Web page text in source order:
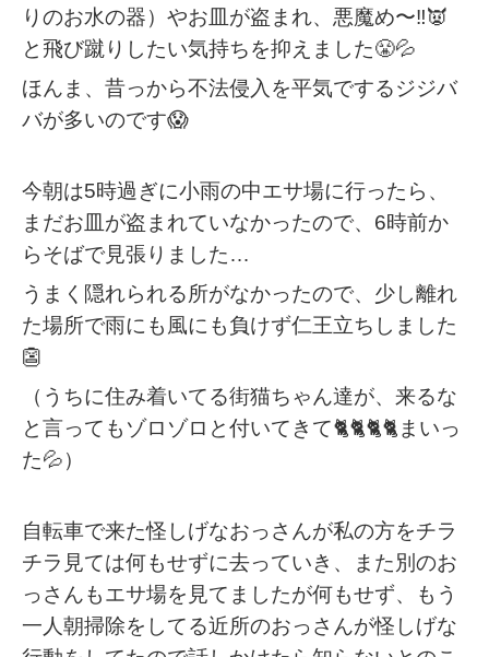
りのお水の器）やお皿が盗まれ、悪魔め〜‼️👿
と飛び蹴りしたい気持ちを抑えました😤💦
ほんま、昔っから不法侵入を平気でするジジバ
バが多いのです😱
今朝は5時過ぎに小雨の中エサ場に行ったら、
まだお皿が盗まれていなかったので、6時前か
らそばで見張りました…
うまく隠れられる所がなかったので、少し離れ
た場所で雨にも風にも負けず仁王立ちしました
👺
（うちに住み着いてる街猫ちゃん達が、来るな
と言ってもゾロゾロと付いてきて🐈🐈🐈🐈まいっ
た💦）
自転車で来た怪しげなおっさんが私の方をチラ
チラ見ては何もせずに去っていき、また別のお
っさんもエサ場を見てましたが何もせず、もう
一人朝掃除をしてる近所のおっさんが怪しげな